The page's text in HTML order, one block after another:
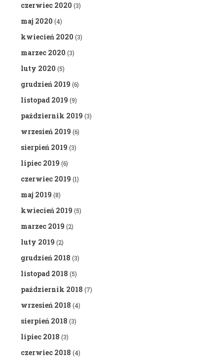
czerwiec 2020 (3)
maj 2020 (4)
kwiecień 2020 (3)
marzec 2020 (3)
luty 2020 (5)
grudzień 2019 (6)
listopad 2019 (9)
październik 2019 (3)
wrzesień 2019 (6)
sierpień 2019 (3)
lipiec 2019 (6)
czerwiec 2019 (1)
maj 2019 (8)
kwiecień 2019 (5)
marzec 2019 (2)
luty 2019 (2)
grudzień 2018 (3)
listopad 2018 (5)
październik 2018 (7)
wrzesień 2018 (4)
sierpień 2018 (3)
lipiec 2018 (3)
czerwiec 2018 (4)